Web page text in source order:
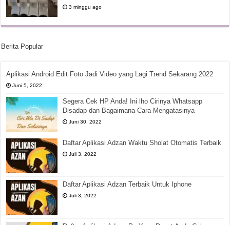
3 minggu ago
Berita Popular
Aplikasi Android Edit Foto Jadi Video yang Lagi Trend Sekarang 2022
Juni 5, 2022
Segera Cek HP Anda! Ini lho Cirinya Whatsapp
Disadap dan Bagaimana Cara Mengatasinya
Juni 30, 2022
Daftar Aplikasi Adzan Waktu Sholat Otomatis Terbaik
Juli 3, 2022
Daftar Aplikasi Adzan Terbaik Untuk Iphone
Juli 3, 2022